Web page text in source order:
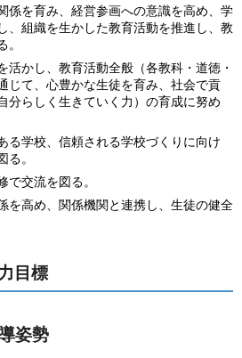
係を育み、経営参画への意識を高め、学
、組織を生かした教育活動を推進し、教
。
活かし、教育活動全般（各教科・道徳・
じて、心豊かな生徒を育み、社会で貢
分らしく生きていく力）の育成に努め
る学校、信頼される学校づくりに向け
る。
で交流を図る。
を高め、関係機関と連携し、生徒の健全
目標
姿勢